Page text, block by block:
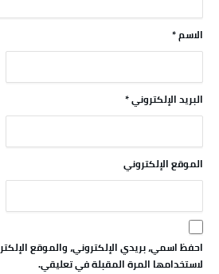
الاسم*
البريد الإلكتروني*
الموقع الإلكتروني
احفظ اسمي، بريدي الإلكتروني، والموقع
لاستخدامها المرة المقبلة في تعليقي.